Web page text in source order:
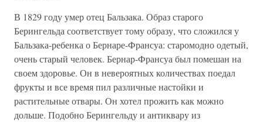
В 1829 году умер отец Бальзака. Образ старого
Берингельда соответствует тому образу, что сложился у
Бальзака-ребенка о Бернаре-Франсуа: старомодно одетый,
очень старый человек. Бернар-Франсуа был помешан на
своем здоровье. Он в невероятных количествах поедал
фрукты и все время пил различные настойки и
растительные отвары. Он хотел прожить как можно
дольше. Подобно Берингельду и антиквару из